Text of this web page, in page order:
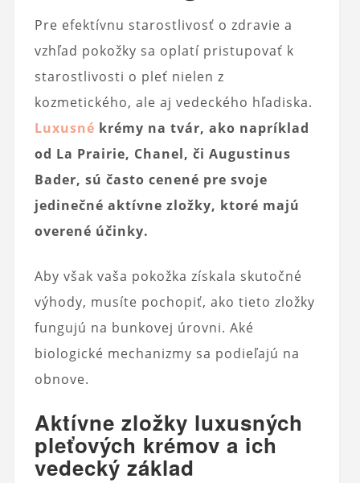
Pre efektívnu starostlivosť o zdravie a
vzhľad pokožky sa oplatí pristupovať k
starostlivosti o pleť nielen z
kozmetického, ale aj vedeckého hľadiska.
Luxusné krémy na tvár, ako napríklad
od La Prairie, Chanel, či Augustinus
Bader, sú často cenené pre svoje
jedinečné aktívne zložky, ktoré majú
overené účinky.
Aby však vaša pokožka získala skutočné
výhody, musíte pochopiť, ako tieto zložky
fungujú na bunkovej úrovni. Aké
biologické mechanizmy sa podieľajú na
obnove.
Aktívne zložky luxusných
pleťových krémov a ich
vedecký základ